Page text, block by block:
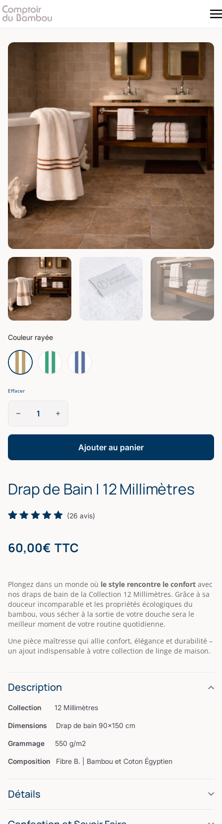
Drap de Bain | 12 Millimètres
basé
sur
(26 avis)
60,00€ TTC
Plongez dans un monde où le style rencontre le confort avec
nos draps de bain de la Collection 12 Millimètres. Grâce à sa
douceur incomparable et les propriétés écologiques du
bambou, vous sécher à la sortie de votre douche sera le
meilleur moment de votre routine quotidienne.
Une pièce maîtresse qui allie confort, élégance et durabilité –
un ajout indispensable à votre collection de linge de maison.
Couleur rayée
Effacer
de
|
Ajouter au panier
Description
Collection 12 Millimètres
Dimensions Drap de bain 90x150 cm
Grammage 550 g/m2
Composition Fibre B. | Bambou et Coton Égyptien
Détails